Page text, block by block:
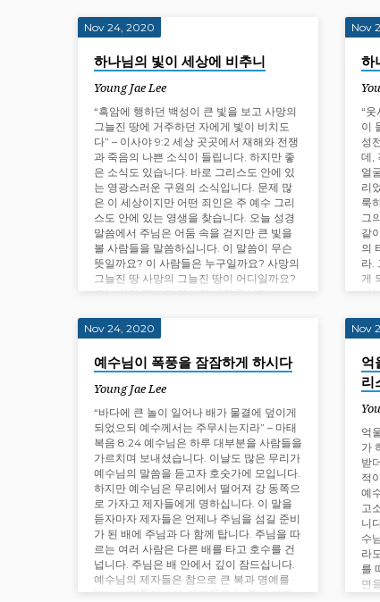
바울이 사람으로 시작하지…
Nov 24, 2020
하나님의 빛이 세상에 비추니
Young Jae Lee
“흑암에 행하던 백성이 큰 빛을 보고 사망의
그늘진 땅에 거주하던 자에게 빛이 비치도
다” – 이사야 9:2 세상 곳곳에서 재해와 전쟁
과 죽음의 나쁜 소식이 들립니다. 하지만 좋
은 소식도 있습니다. 바로 그리스도 안에 있
는 영광스러운 구원의 소식입니다. 문제 많
은 이 세상이지만 어떤 죄인은 주 예수 그리
스도 안에 있는 영생을 찾습니다. 오늘 성경
말씀에서 주님은 어둠 속을 걷지만 큰 빛을
볼 사람들을 말씀하십니다. 이 말씀이 무슨
뜻일까요? 이 사람들은 누구일까요? 사망의
그늘진 땅 사망의 그늘진 땅이 어디일까요?
오늘 성경 말씀의 역사적 배경을 보면…
Nov
하
“
이
성
데,
얼
리
룩
그
같
의
라.
게
나
Nov 24, 2020
예수님이 폭풍을 잠잠하게 하시다
Young Jae Lee
“바다에 큰 놀이 일어나 배가 물결에 덮이게
되었으되 예수께서는 주무시는지라” – 마태
복음 8:24 예수님은 하루 대부분을 사람들을
가르치며 보내셨습니다. 이날도 많은 무리가
예수님의 말씀을 듣고자 호숫가에 모입니다.
하지만 예수님은 무리에서 떨어져 강 동쪽으
로 가자고 제자들에게 명하십니다. 이 말을
듣자마자 제자들은 언제나 주님을 섬길 준비
가 된 배에 주님과 다 함께 탑니다. 주님을 따
르는 여러 사람은 다른 배를 타고 호수를 건
넙니다. 주님은 배 안에서 깊이 잠드십니다.
예수님의 제자들은 참으로 큰 복과 명예를
받는 사람들입니다. 제자들은 늘 주님 가까
Nov
억
리
억
가
받
적
예
고
니
수
라
를
면